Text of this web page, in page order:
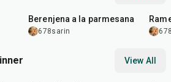
Berenjena a la parmesana
678sarin
View All